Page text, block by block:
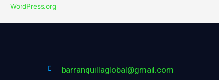
WordPress.org
barranquillaglobal@gmail.com